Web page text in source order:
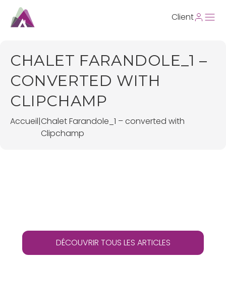
Client
CHALET FARANDOLE_1 –
CONVERTED WITH
CLIPCHAMP
Accueil|Chalet Farandole_1 – converted with
Clipchamp
DÉCOUVRIR TOUS LES ARTICLES